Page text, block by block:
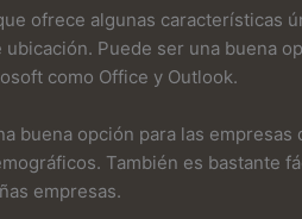
ofrece algunas características
Puede ser una buena
como Office y Outlook.
buena opción para las
También es bastante
empresas.